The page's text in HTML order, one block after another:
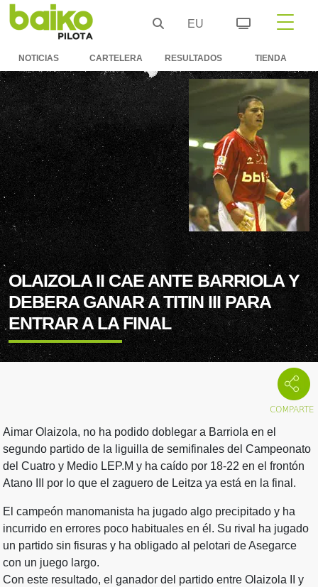
EU
NOTICIAS CARTELERA RESULTADOS TIENDA
OLAIZOLA II CAE ANTE BARRIOLA Y
DEBERA GANAR A TITIN III PARA
ENTRAR A LA FINAL
Aimar Olaizola, no ha podido doblegar a Barriola en el
segundo partido de la liguilla de semifinales del Campeonato
del Cuatro y Medio LEP.M y ha caído por 18-22 en el frontón
Atano III por lo que el zaguero de Leitza ya está en la final.
El campeón manomanista ha jugado algo precipitado y ha
incurrido en errores poco habituales en él. Su rival ha jugado
un partido sin fisuras y ha obligado al pelotari de Asegarce
con un juego largo.
Con este resultado, el ganador del partido entre Olaizola II y